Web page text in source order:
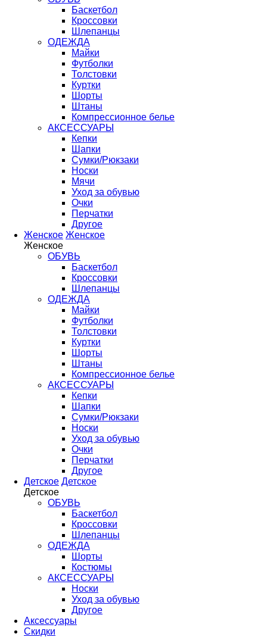
Баскетбол
Кроссовки
Шлепанцы
ОДЕЖДА
Майки
Футболки
Толстовки
Куртки
Шорты
Штаны
Компрессионное белье
АКСЕССУАРЫ
Кепки
Шапки
Сумки/Рюкзаки
Носки
Мячи
Уход за обувью
Очки
Перчатки
Другое
Женское Женское
Женское
ОБУВЬ
Баскетбол
Кроссовки
Шлепанцы
ОДЕЖДА
Майки
Футболки
Толстовки
Куртки
Шорты
Штаны
Компрессионное белье
АКСЕССУАРЫ
Кепки
Шапки
Сумки/Рюкзаки
Носки
Уход за обувью
Очки
Перчатки
Другое
Детское Детское
Детское
ОБУВЬ
Баскетбол
Кроссовки
Шлепанцы
ОДЕЖДА
Шорты
Костюмы
АКСЕССУАРЫ
Носки
Уход за обувью
Другое
Аксессуары
Скидки